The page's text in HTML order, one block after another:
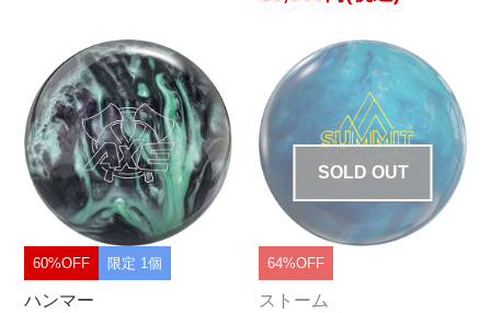
60%OFF 限定 1個
ハンマー
SOLD OUT
64%OFF
ストーム